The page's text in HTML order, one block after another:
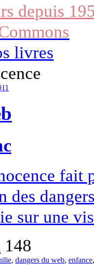
depuis
livres
fait
des
sur une
148
, dangers du web, enfance